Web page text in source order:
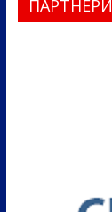
ПАРТНЕРИ